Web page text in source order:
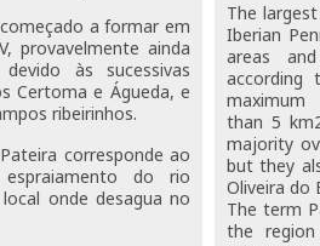
a formar em
provavelmente ainda
às sucessivas
Certoma e Águeda, e
ribeirinhos.
corresponde ao
do rio
onde desagua no
The
Iberian
areas
than 5
majority
but they
Oliveira do
The term
the